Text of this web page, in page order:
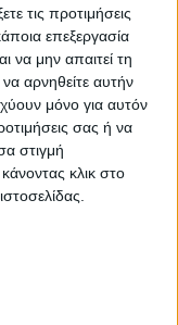
τις προτιμήσεις
επεξεργασία
να μην απαιτεί τη
αρνηθείτε αυτήν
μόνο για αυτόν
σας ή να
στιγμή
κλικ στο